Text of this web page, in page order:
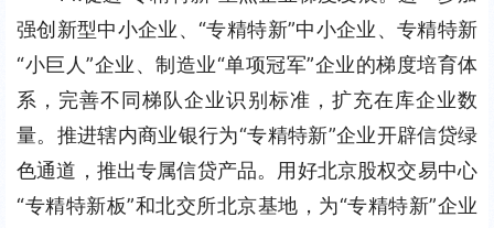
强创新型中小企业、“专精特新”中小企业、专精特新
“小巨人”企业、制造业“单项冠军”企业的梯度培育体
系，完善不同梯队企业识别标准，扩充在库企业数
量。推进辖内商业银行为“专精特新”企业开辟信贷绿
色通道，推出专属信贷产品。用好北京股权交易中心
“专精特新板”和北交所北京基地，为“专精特新”企业